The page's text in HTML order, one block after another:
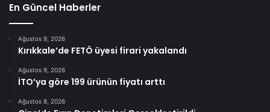
En Güncel Haberler
Ağustos 9, 2026
Kırıkkale’de FETÖ üyesi firari yakalandı
Ağustos 9, 2026
İTO’ya göre 199 ürünün fiyatı arttı
Ağustos 8, 2026